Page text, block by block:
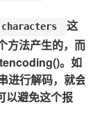
characters
这
方法产生的，而
。如
进行解码，就会
以避免这个报